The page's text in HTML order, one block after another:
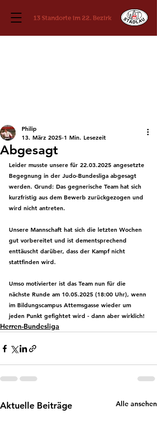
13 Standorte im 22. Bezirk
Abgesagt
Philip
13. März 2025 1 Min. Lesezeit
Leider musste unsere für 22.03.2025 angesetzte
Begegnung in der Judo-Bundesliga abgesagt
werden. Grund: Das gegnerische Team hat sich
kurzfristig aus dem Bewerb zurückgezogen und
wird nicht antreten.
Unsere Mannschaft hat sich die letzten Wochen
gut vorbereitet und ist dementsprechend
enttäuscht darüber, dass der Kampf nicht
stattfinden wird.
Umso motivierter ist das Team nun für die
nächste Runde am 10.05.2025 (18:00 Uhr), wenn
im Bildungscampus Attemsgasse wieder um
jeden Punkt gefightet wird - dann aber wirklich!
Herren-Bundesliga
Aktuelle Beiträge Alle ansehen